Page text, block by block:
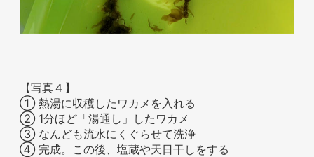
【写真４】
① 熱湯に収穫したワカメを入れる
② 1分ほど「湯通し」したワカメ
③ なんども流水にくぐらせて洗浄
④ 完成。この後、塩蔵や天日干しをする